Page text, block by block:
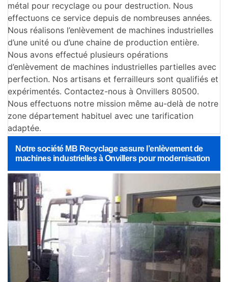
métal pour recyclage ou pour destruction. Nous
effectuons ce service depuis de nombreuses années.
Nous réalisons l’enlèvement de machines industrielles
d’une unité ou d’une chaine de production entière.
Nous avons effectué plusieurs opérations
d’enlèvement de machines industrielles partielles avec
perfection. Nos artisans et ferrailleurs sont qualifiés et
expérimentés. Contactez-nous à Onvillers 80500.
Nous effectuons notre mission même au-delà de notre
zone département habituel avec une tarification
adaptée.
Notre société MB Recyclage assure l’enlèvement de
machines industrielles à Onvillers pour modernisation